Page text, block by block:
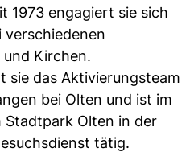
1973 engagiert sie sich
verschiedenen
Kirchen.
sie das Aktivierungsteam
bei Olten und ist im
Stadtpark Olten in der
tätig.